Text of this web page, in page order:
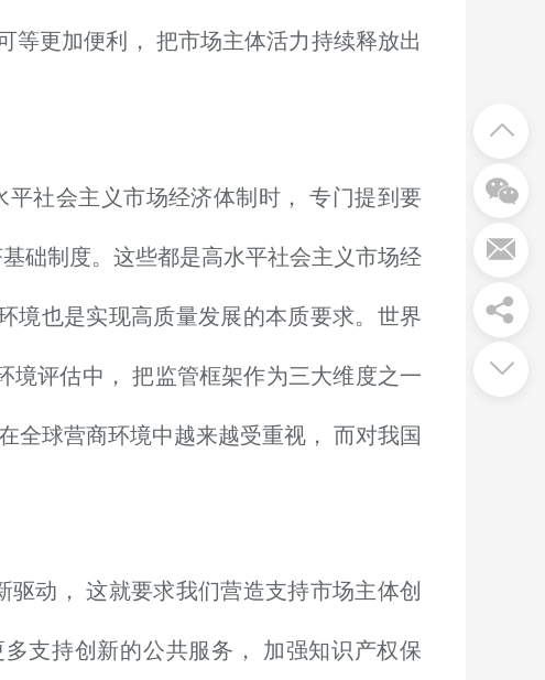
等更加便利， 把市场主体活力持续释放出
社会主义市场经济体制时， 专门提到要
础制度。这些都是高水平社会主义市场经
境也是实现高质量发展的本质要求。世界
境评估中， 把监管框架作为三大维度之一
全球营商环境中越来越受重视， 而对我国
动， 这就要求我们营造支持市场主体创
支持创新的公共服务， 加强知识产权保